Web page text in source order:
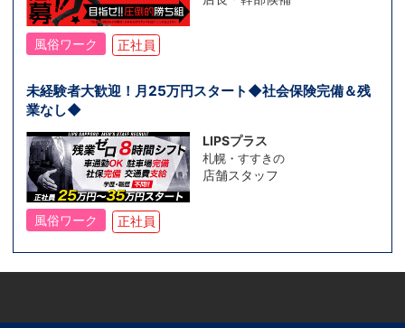
風俗ワーク 正社員
未経験者大歓迎！月25万円スタート◆社会保険完備＆残
業なし◆
LIPSプラス
札幌・すすきの
店舗スタッフ
風俗ワーク 正社員